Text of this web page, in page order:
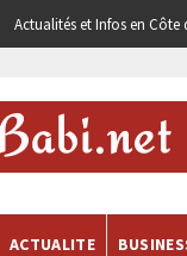
Actualités et Infos en
ACTUALITE